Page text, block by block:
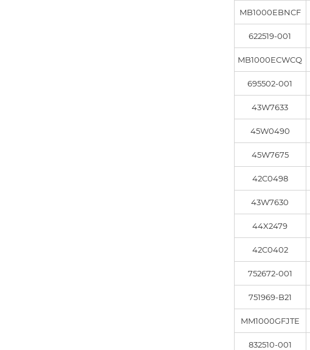
MB1000EBNCF
622519-001
MB1000ECWCQ
695502-001
43W7633
45W0490
45W7675
42C0498
43W7630
44X2479
42C0402
752672-001
751969-B21
MM1000GFJTE
832510-001